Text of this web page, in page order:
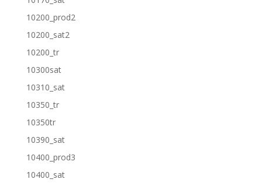
10200_prod2
10200_sat2
10200_tr
10300sat
10310_sat
10350_tr
10350tr
10390_sat
10400_prod3
10400_sat